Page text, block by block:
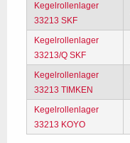
Kegelrollenlager
33213 SKF
Kegelrollenlager
33213/Q SKF
Kegelrollenlager
33213 TIMKEN
Kegelrollenlager
33213 KOYO